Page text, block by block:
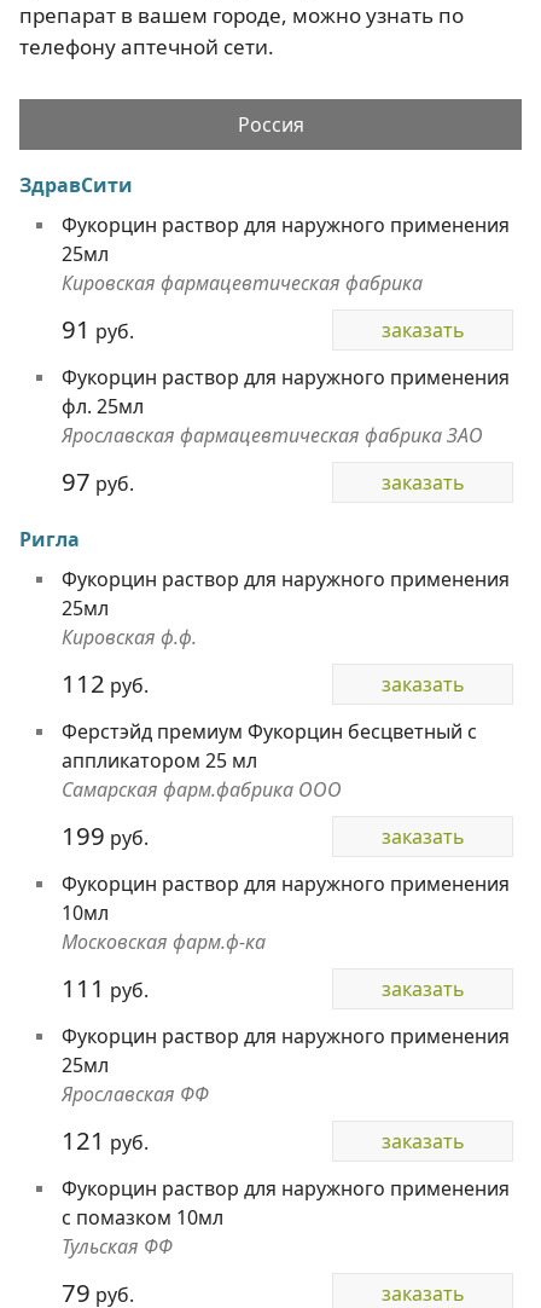
препарат в вашем городе, можно узнать по
телефону аптечной сети.
Россия
ЗдравСити
Фукорцин раствор для наружного применения
25мл
Кировская фармацевтическая фабрика
91 руб.
заказать
Фукорцин раствор для наружного применения
фл. 25мл
Ярославская фармацевтическая фабрика ЗАО
97 руб. заказать
Ригла
Фукорцин раствор для наружного применения
25мл
Кировская ф.ф.
112 руб.
заказать
Ферстэйд премиум Фукорцин бесцветный с
аппликатором 25 мл
Самарская фарм.фабрика ООО
199 руб.
заказать
Фукорцин раствор для наружного применения
10мл
Московская фарм.ф-ка
111 руб.
заказать
Фукорцин раствор для наружного применения
25мл
Ярославская ФФ
121 руб.
заказать
Фукорцин раствор для наружного применения
с помазком 10мл
Тульская ФФ
79 руб. заказать